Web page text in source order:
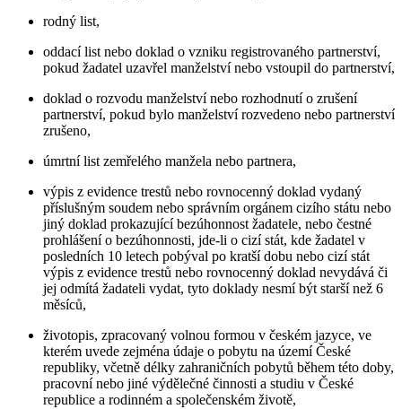
rodný list,
oddací list nebo doklad o vzniku registrovaného partnerství,
pokud žadatel uzavřel manželství nebo vstoupil do partnerství,
doklad o rozvodu manželství nebo rozhodnutí o zrušení
partnerství, pokud bylo manželství rozvedeno nebo partnerství
zrušeno,
úmrtní list zemřelého manžela nebo partnera,
výpis z evidence trestů nebo rovnocenný doklad vydaný
příslušným soudem nebo správním orgánem cizího státu nebo
jiný doklad prokazující bezúhonnost žadatele, nebo čestné
prohlášení o bezúhonnosti, jde-li o cizí stát, kde žadatel v
posledních 10 letech pobýval po kratší dobu nebo cizí stát
výpis z evidence trestů nebo rovnocenný doklad nevydává či
jej odmítá žadateli vydat, tyto doklady nesmí být starší než 6
měsíců,
životopis, zpracovaný volnou formou v českém jazyce, ve
kterém uvede zejména údaje o pobytu na území České
republiky, včetně délky zahraničních pobytů během této doby,
pracovní nebo jiné výdělečné činnosti a studiu v České
republice a rodinném a společenském životě,